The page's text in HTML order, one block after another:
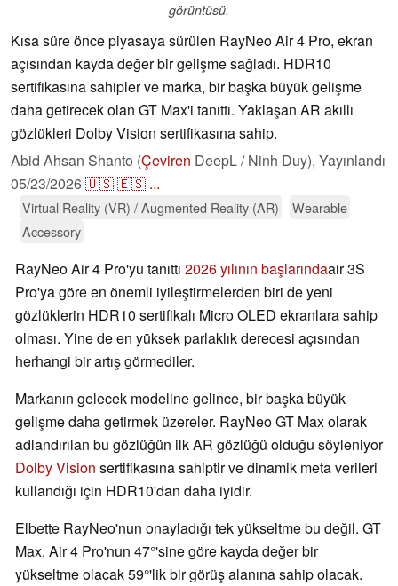
görüntüsü.
Kısa süre önce piyasaya sürülen RayNeo Air 4 Pro, ekran
açısından kayda değer bir gelişme sağladı. HDR10
sertifikasına sahipler ve marka, bir başka büyük gelişme
daha getirecek olan GT Max'i tanıttı. Yaklaşan AR akıllı
gözlükleri Dolby Vision sertifikasına sahip.
Abid Ahsan Shanto (Çeviren DeepL / Ninh Duy), Yayınlandı
05/23/2026🇺🇸🇪🇸 ...
Virtual Reality (VR) / Augmented Reality (AR)
Wearable
Accessory
RayNeo Air 4 Pro'yu tanıttı 2026 yılının başlarındaair 3S
Pro'ya göre en önemli iyileştirmelerden biri de yeni
gözlüklerin HDR10 sertifikalı Micro OLED ekranlara sahip
olması. Yine de en yüksek parlaklık derecesi açısından
herhangi bir artış görmediler.
Markanın gelecek modeline gelince, bir başka büyük
gelişme daha getirmek üzereler. RayNeo GT Max olarak
adlandırılan bu gözlüğün ilk AR gözlüğü olduğu söyleniyor
Dolby Vision sertifikasına sahiptir ve dinamik meta verileri
kullandığı için HDR10'dan daha iyidir.
Elbette RayNeo'nun onayladığı tek yükseltme bu değil. GT
Max, Air 4 Pro'nun 47°'sine göre kayda değer bir
yükseltme olacak 59°'lik bir görüş alanına sahip olacak.